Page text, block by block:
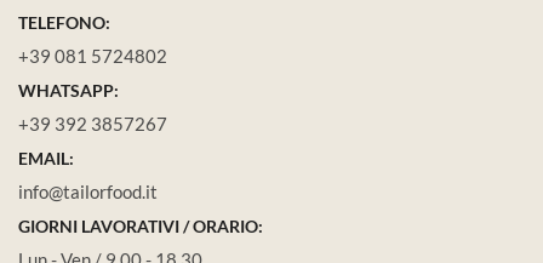
TELEFONO:
+39 081 5724802
WHATSAPP:
+39 392 3857267
EMAIL:
info@tailorfood.it
GIORNI LAVORATIVI / ORARIO: